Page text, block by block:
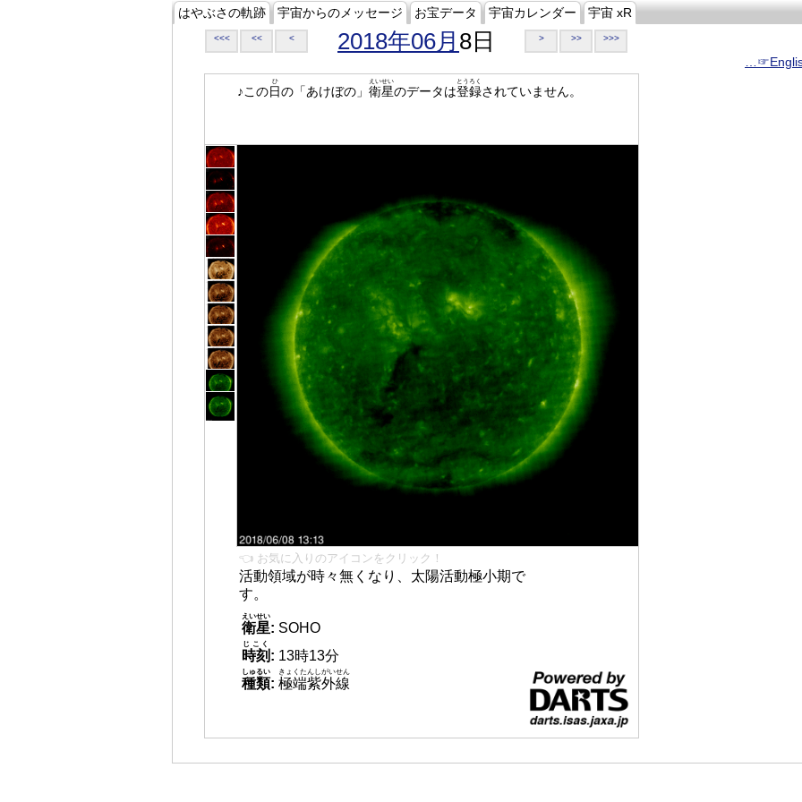
はやぶさの軌跡 宇宙からのメッセージ お宝データ 宇宙カレンダー 宇宙 xR
<<< << < 2018年06月 8日 > >> >>>
♪この日
ひ
の「あけぼの」 衛星
えいせい
のデータは登録
とうろく
されていません。
👈 お気に入りのアイコンをクリック！
活動領域が時々無くなり、太陽活動極小期で
す。
衛星
えいせい
: SOHO
時刻
じこく
: 13時13分
種類
しゅるい
: 極端紫外線
きょくたんしがいせん